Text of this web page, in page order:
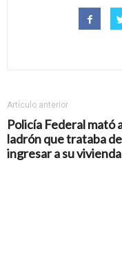
Artículo anterior
Policía Federal mató
ladrón que trataba de
ingresar a su vivienda